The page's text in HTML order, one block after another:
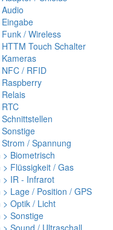
/ Wireless
Touch Schalter
/ RFID
/ Spannung
Biometrisch
Flüssigkeit / Gas
> IR - Infrarot
Lage / Position / GPS
Optik / Licht
> Sonstige
Sound / Ultraschall